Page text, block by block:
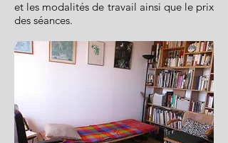
et les modalités de travail ainsi que le prix
des séances.